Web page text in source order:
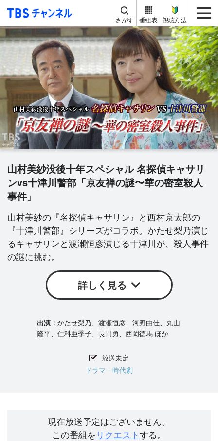
TBS チャンネル
さがす 番組表 視聴方法
山村美紗没後十年スペシャル 名探偵キャサリ
ンvs十津川警部「京友禅の謎〜華の密室殺人
事件」
山村美紗の『名探偵キャサリン』と西村京太郎の
『十津川警部』シリーズがコラボ。かたせ梨乃演じ
るキャサリンと渡瀬恒彦演じる十津川が、殺人事件
の謎に挑む。
詳しく見る
かたせ梨乃、渡瀬恒彦、河野由佳、丸山
隆平、仁科亜季子、長門勇、西岡徳馬 ほか
放送未定
ドラマ・時代劇
現在放送予定はございません。
この番組を リクエストする。